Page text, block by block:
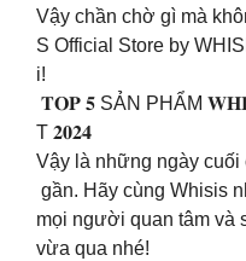
Vậy chần chờ gì mà
S Official Store by
i!
𝐓𝐎𝐏 𝟓 SẢN PHẨM
T 𝟐𝟎𝟐𝟒
Vậy là những ngày cuối
gần. Hãy cùng Whisis
mọi người quan tâm và
vừa qua nhé!